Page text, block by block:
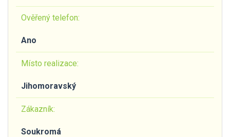
Ověřený telefon:
Ano
Místo realizace:
Jihomoravský
Zákazník:
Soukromá